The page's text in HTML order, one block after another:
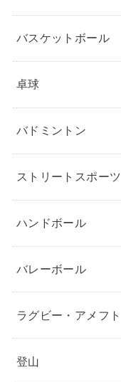
バスケットボール
卓球
バドミントン
ストリートスポーツ
ハンドボール
バレーボール
ラグビー・アメフト
登山